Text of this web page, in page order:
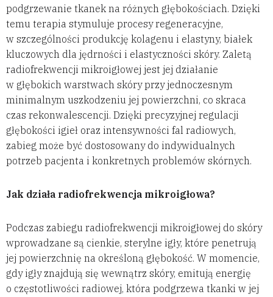
podgrzewanie tkanek na różnych głębokościach. Dzięki
temu terapia stymuluje procesy regeneracyjne,
w szczególności produkcję kolagenu i elastyny, białek
kluczowych dla jędrności i elastyczności skóry. Zaletą
radiofrekwencji mikroigłowej jest jej działanie
w głębokich warstwach skóry przy jednoczesnym
minimalnym uszkodzeniu jej powierzchni, co skraca
czas rekonwalescencji. Dzięki precyzyjnej regulacji
głębokości igieł oraz intensywności fal radiowych,
zabieg może być dostosowany do indywidualnych
potrzeb pacjenta i konkretnych problemów skórnych.
Jak działa radiofrekwencja mikroigłowa?
Podczas zabiegu radiofrekwencji mikroigłowej do skóry
wprowadzane są cienkie, sterylne igły, które penetrują
jej powierzchnię na określoną głębokość. W momencie,
gdy igły znajdują się wewnątrz skóry, emitują energię
o częstotliwości radiowej, która podgrzewa tkanki w jej